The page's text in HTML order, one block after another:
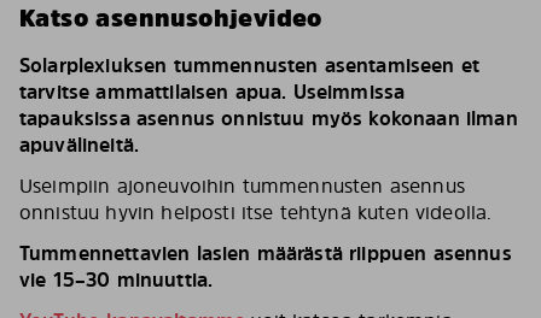
Katso asennusohjevideo
Solarplexiuksen tummennusten asentamiseen et
tarvitse ammattilaisen apua. Useimmissa
tapauksissa asennus onnistuu myös kokonaan ilman
apuvälineitä.
Useimpiin ajoneuvoihin tummennusten asennus
onnistuu hyvin helposti itse tehtynä kuten videolla.
Tummennettavien lasien määrästä riippuen asennus
vie 15–30 minuuttia.